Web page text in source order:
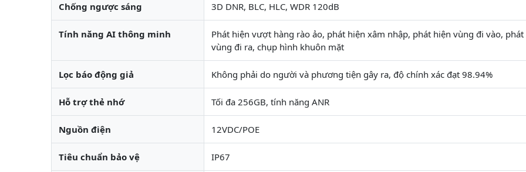
Chống ngược sáng 3D DNR, BLC, HLC, WDR 120dB
Tính năng AI thông minh
Phát hiện vượt hàng rào ảo, phát hiện xâm nhập, phát hiện vùng đi vào, phát
vùng đi ra, chụp hình khuôn mặt
Lọc báo động giả Không phải do người và phương tiện gây ra, độ chính xác đạt 98.94%
Hỗ trợ thẻ nhớ Tối đa 256GB, tính năng ANR
Nguồn điện 12VDC/POE
Tiêu chuẩn bảo vệ IP67